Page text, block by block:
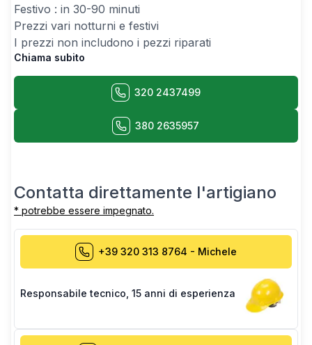
Festivo : in 30-90 minuti
Prezzi vari notturni e festivi
I prezzi non includono i pezzi riparati
Chiama subito
320 2437499
380 2635957
Contatta direttamente l'artigiano
* potrebbe essere impegnato.
+39 320 313 8764 - Michele
Responsabile tecnico 15 anni di esperienza